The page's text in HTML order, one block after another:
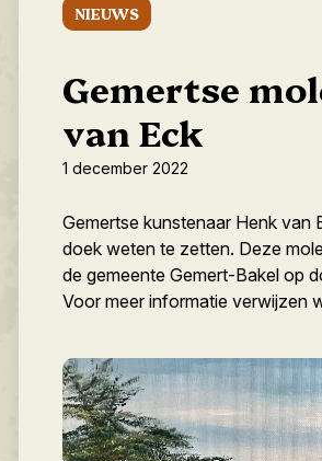
NIEUWS
Gemertse
van Eck
1 december 2022
Gemertse kunstenaar Henk van
doek weten te zetten. Deze
de gemeente Gemert-Bakel op
Voor meer informatie verwijzen